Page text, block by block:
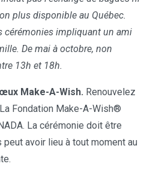
plus disponible au Québec.
cérémonies impliquant un ami
De mai à octobre, non
13h et 18h.
Make-A-Wish. Renouvelez
Fondation Make-A-Wish®
La cérémonie doit être
avoir lieu à tout moment au